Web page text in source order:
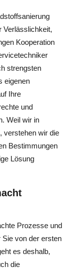
Verlässlichkeit,
Kooperation
strengsten
eigenen
Ihre
und
Weil wir in
verstehen wir die
Bestimmungen
Lösung
Prozesse und
von der ersten
es deshalb,
die